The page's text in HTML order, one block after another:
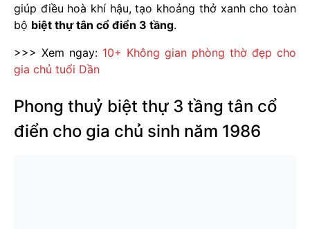
giúp điều hoà khí hậu, tạo khoảng thở xanh cho toàn
bộ biệt thự tân cổ điển 3 tầng.
>>> Xem ngay: 10+ Không gian phòng thờ đẹp cho
gia chủ tuổi Dần
Phong thuỷ biệt thự 3 tầng tân cổ
điển cho gia chủ sinh năm 1986